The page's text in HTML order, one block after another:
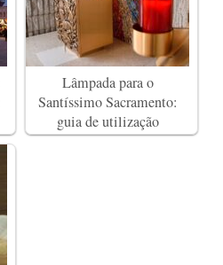
Lâmpada para o
Santíssimo Sacramento:
guia de utilização